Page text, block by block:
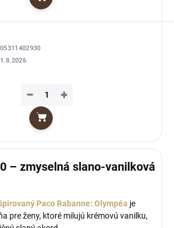
Do košíka
+
−
Do košíka
– zmyselná slano-vanilková
Paco Rabanne: Olympéa je
pre ženy, ktoré milujú krémovú vanilku,